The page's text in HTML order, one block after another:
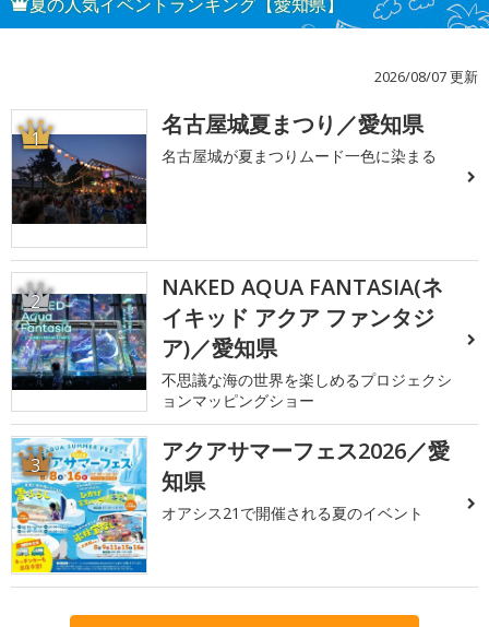
2026/08/07 更新
1 名古屋城夏まつり／愛知県
名古屋城が夏まつりムード一色に染まる
2
NAKED AQUA FANTASIA(ネ
イキッド アクア ファンタジ
ア)／愛知県
不思議な海の世界を楽しめるプロジェクシ
ョンマッピングショー
3
アクアサマーフェス2026／愛
知県
オアシス21で開催される夏のイベント